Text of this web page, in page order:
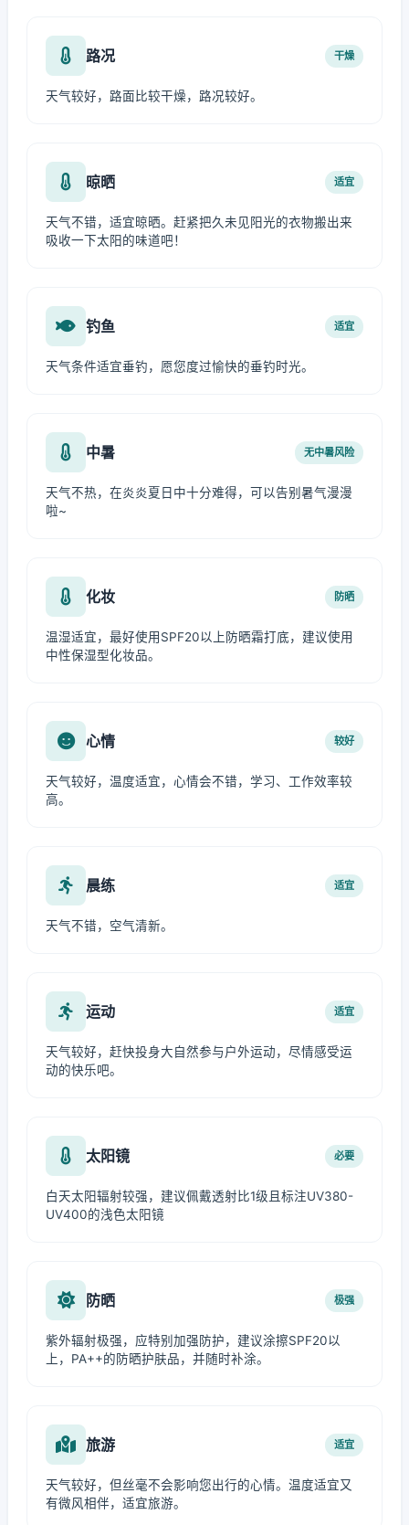
路况 干燥
天气较好，路面比较干燥，路况较好。
晾晒 适宜
天气不错，适宜晾晒。赶紧把久未见阳光的衣物搬出来
吸收一下太阳的味道吧！
钓鱼 适宜
天气条件适宜垂钓，愿您度过愉快的垂钓时光。
中暑 无中暑风险
天气不热，在炎炎夏日中十分难得，可以告别暑气漫漫
啦~
化妆 防晒
温湿适宜，最好使用SPF20以上防晒霜打底，建议使用
中性保湿型化妆品。
心情 较好
天气较好，温度适宜，心情会不错，学习、工作效率较
高。
晨练 适宜
天气不错，空气清新。
运动 适宜
天气较好，赶快投身大自然参与户外运动，尽情感受运
动的快乐吧。
太阳镜 必要
白天太阳辐射较强，建议佩戴透射比1级且标注UV380-
UV400的浅色太阳镜
防晒 极强
紫外辐射极强，应特别加强防护，建议涂擦SPF20以
上，PA++的防晒护肤品，并随时补涂。
旅游 适宜
天气较好，但丝毫不会影响您出行的心情。温度适宜又
有微风相伴，适宜旅游。